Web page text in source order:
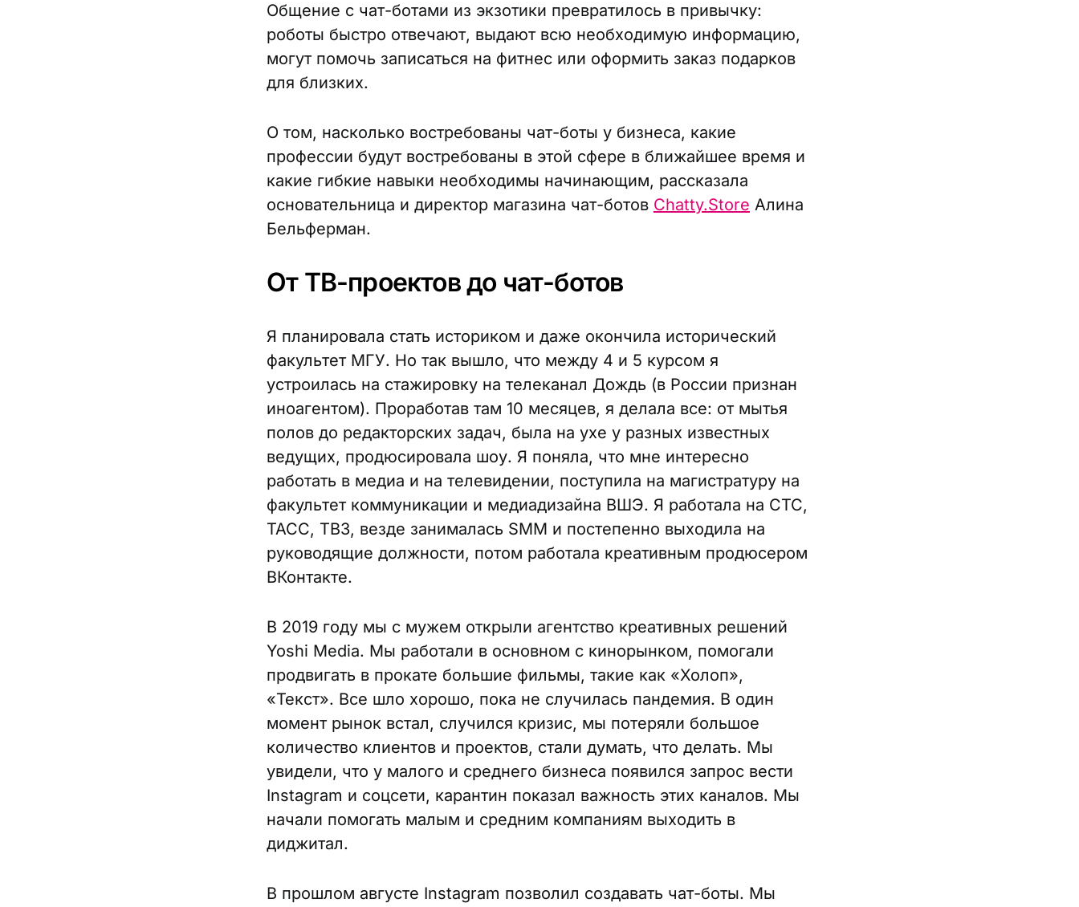
Общение с чат-ботами из экзотики превратилось в привычку:
роботы быстро отвечают, выдают всю необходимую информацию,
могут помочь записаться на фитнес или оформить заказ подарков
для близких.
О том, насколько востребованы чат-боты у бизнеса, какие
профессии будут востребованы в этой сфере в ближайшее время и
какие гибкие навыки необходимы начинающим, рассказала
основательница и директор магазина чат-ботов Chatty.Store Алина
Бельферман.
От ТВ-проектов до чат-ботов
Я планировала стать историком и даже окончила исторический
факультет МГУ. Но так вышло, что между 4 и 5 курсом я
устроилась на стажировку на телеканал Дождь (в России признан
иноагентом). Проработав там 10 месяцев, я делала все: от мытья
полов до редакторских задач, была на ухе у разных известных
ведущих, продюсировала шоу. Я поняла, что мне интересно
работать в медиа и на телевидении, поступила на магистратуру на
факультет коммуникации и медиадизайна ВШЭ. Я работала на СТС,
ТАСС, ТВ3, везде занималась SMM и постепенно выходила на
руководящие должности, потом работала креативным продюсером
ВКонтакте.
В 2019 году мы с мужем открыли агентство креативных решений
Yoshi Media. Мы работали в основном с кинорынком, помогали
продвигать в прокате большие фильмы, такие как «Холоп»,
«Текст». Все шло хорошо, пока не случилась пандемия. В один
момент рынок встал, случился кризис, мы потеряли большое
количество клиентов и проектов, стали думать, что делать. Мы
увидели, что у малого и среднего бизнеса появился запрос вести
Instagram и соцсети, карантин показал важность этих каналов. Мы
начали помогать малым и средним компаниям выходить в
диджитал.
В прошлом августе Instagram позволил создавать чат-боты. Мы